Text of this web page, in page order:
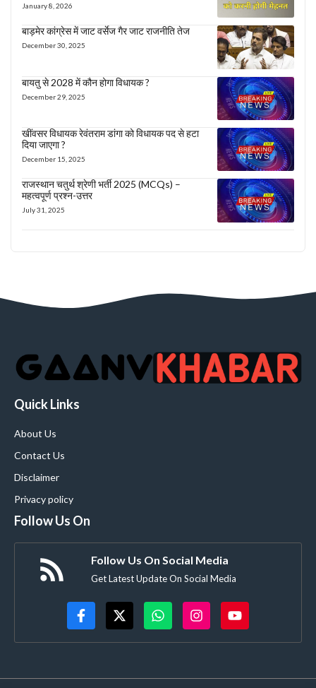
January 8, 2026
बाड़मेर कांग्रेस में जाट वर्सेज गैर जाट राजनीति तेज
December 30, 2025
बायतु से 2028 में कौन होगा विधायक ?
December 29, 2025
खींवसर विधायक रेवंतराम डांगा को विधायक पद से हटा
दिया जाएगा ?
December 15, 2025
राजस्थान चतुर्थ श्रेणी भर्ती 2025 (MCQs) –
महत्वपूर्ण प्रश्न-उत्तर
July 31, 2025
Quick Links
About Us
Contact Us
Disclaimer
Privacy policy
Follow Us On
Follow Us On Social Media
Get Latest Update On Social Media